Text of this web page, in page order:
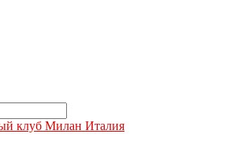
клуб Милан Италия